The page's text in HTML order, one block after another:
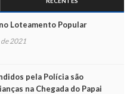
Loteamento Popular
2021
pela Polícia são
na Chegada do Papai